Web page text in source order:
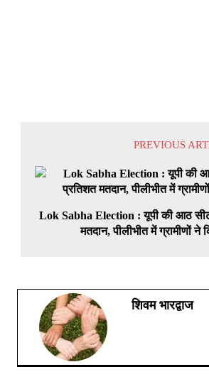
PREVIOUS
Lok Sabha Election : यूपी की आठ
मतदान, पीलीभीत में ग्रामीणों ने
शिवम भारद्वाज